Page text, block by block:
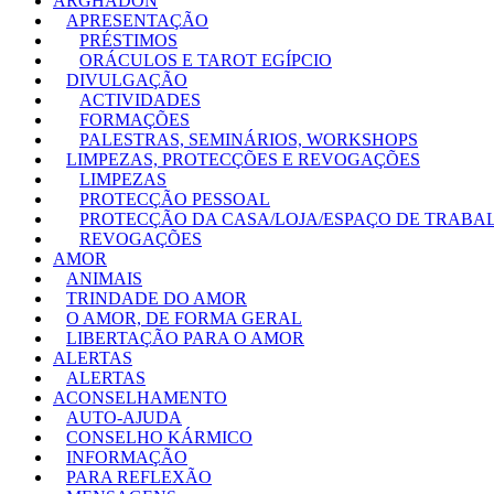
APRESENTAÇÃO
PRÉSTIMOS
ORÁCULOS E TAROT EGÍPCIO
DIVULGAÇÃO
ACTIVIDADES
FORMAÇÕES
PALESTRAS, SEMINÁRIOS, WORKSHOPS
LIMPEZAS, PROTECÇÕES E REVOGAÇÕES
LIMPEZAS
PROTECÇÃO PESSOAL
PROTECÇÃO DA CASA/LOJA/ESPAÇO DE
REVOGAÇÕES
AMOR
ANIMAIS
TRINDADE DO AMOR
O AMOR, DE FORMA GERAL
LIBERTAÇÃO PARA O AMOR
ALERTAS
ALERTAS
ACONSELHAMENTO
AUTO-AJUDA
CONSELHO KÁRMICO
INFORMAÇÃO
PARA REFLEXÃO